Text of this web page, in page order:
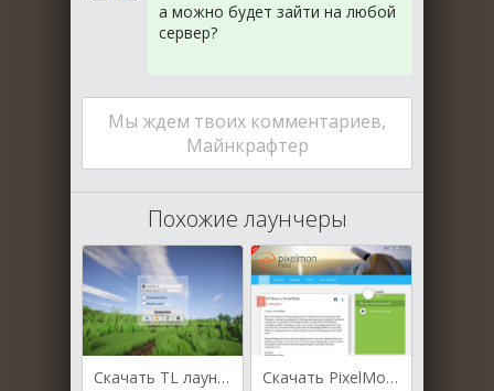
а можно будет зайти на любой
сервер?
Мы ждем твоих комментариев,
Майнкрафтер
Похожие лаунчеры
Скачать TL лаунчер Скачать PixelMon лаунчер